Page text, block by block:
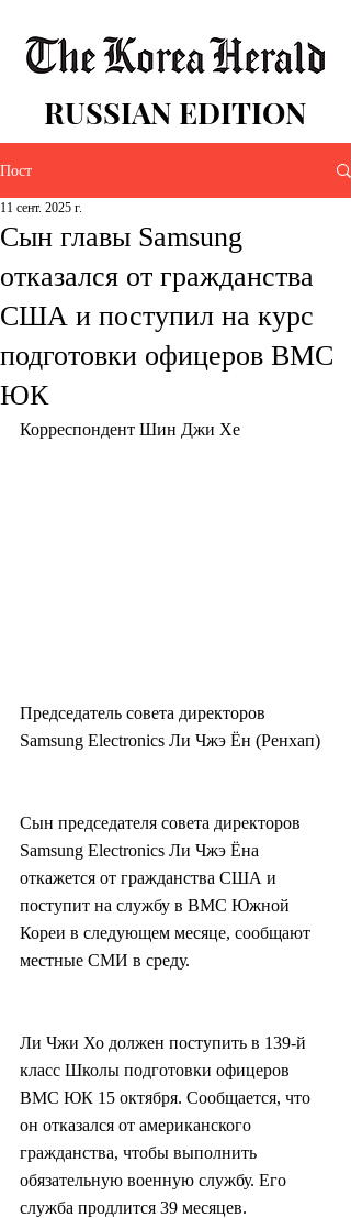
RUSSIAN EDITION
Пост
Сын главы Samsung
отказался от гражданства
США и поступил на курс
подготовки офицеров ВМС
ЮК
11 сент. 2025 г.
Корреспондент Шин Джи Хе
Председатель совета директоров
Samsung Electronics Ли Чжэ Ён (Ренхап)
Сын председателя совета директоров
Samsung Electronics Ли Чжэ Ёна
откажется от гражданства США и
поступит на службу в ВМС Южной
Кореи в следующем месяце, сообщают
местные СМИ в среду.
Ли Чжи Хо должен поступить в 139-й
класс Школы подготовки офицеров
ВМС ЮК 15 октября. Сообщается, что
он отказался от американского
гражданства, чтобы выполнить
обязательную военную службу. Его
служба продлится 39 месяцев.